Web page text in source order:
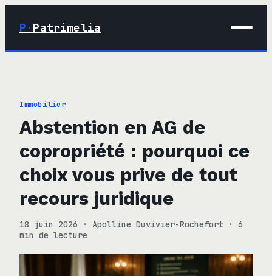
P· Patrimelia
03 · Immobilier
Immobilier
Abstention en AG de
copropriété : pourquoi ce
choix vous prive de tout
recours juridique
18 juin 2026 · Apolline Duvivier-Rochefort ·
6
min de lecture